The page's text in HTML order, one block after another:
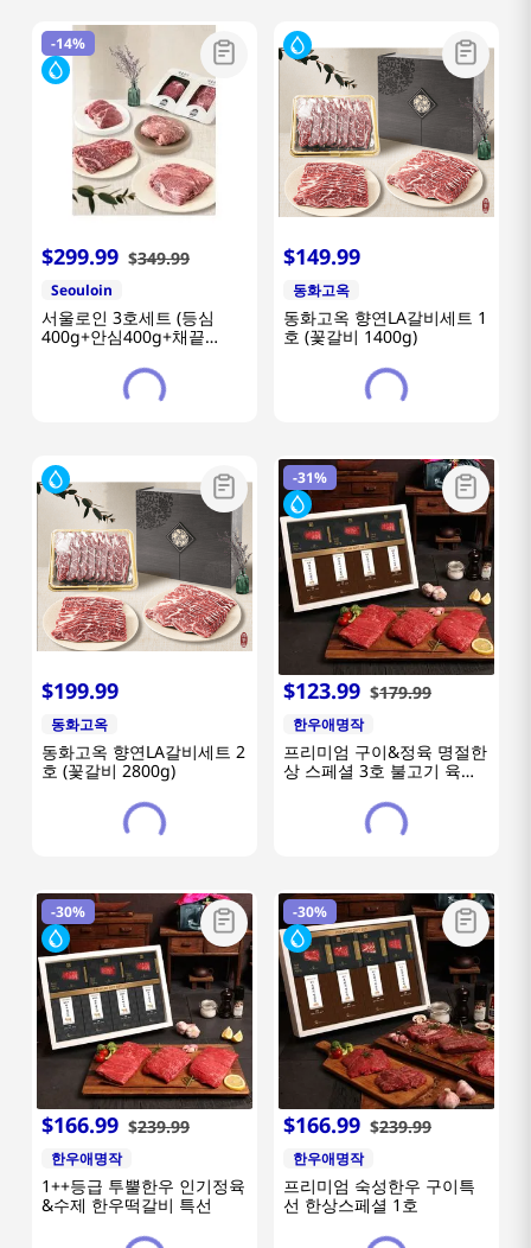
-14%
$299.99 $349.99
Seouloin
서울로인 3호세트 (등심
400g+안심400g+채끝
400g+불고기400g)
$149.99
동화고옥
동화고옥 향연LA갈비세트 1
호 (꽃갈비 1400g)
$199.99
동화고옥
동화고옥 향연LA갈비세트 2
호 (꽃갈비 2800g)
-31%
$123.99 $179.99
한우애명작
프리미엄 구이&정육 명절한
상 스페셜 3호 불고기 육전
-30%
$166.99 $239.99
한우애명작
1++등급 투뿔한우 인기정육
&수제 한우떡갈비 특선
-30%
$166.99 $239.99
한우애명작
프리미엄 숙성한우 구이특
선 한상스페셜 1호